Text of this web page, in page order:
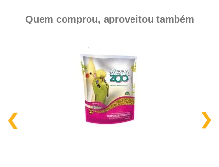
Quem comprou, aproveitou também